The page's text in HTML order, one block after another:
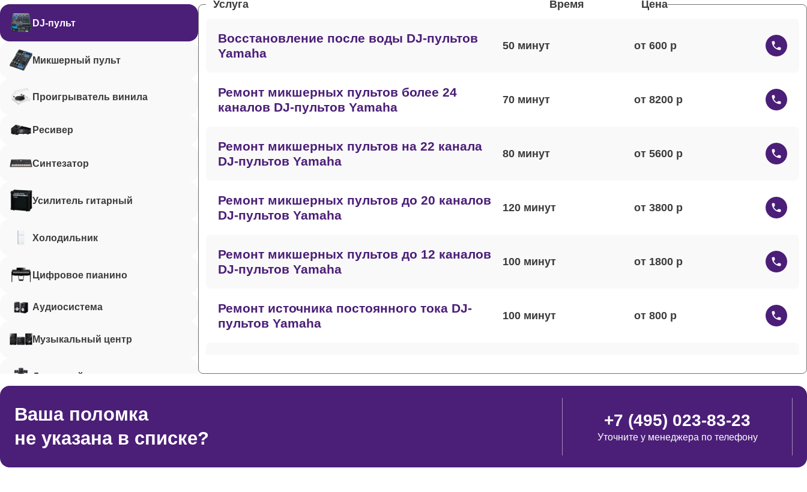
DJ-пульт
Микшерный пульт
Проигрыватель винила
Ресивер
Синтезатор
Усилитель гитарный
Холодильник
Цифровое пианино
Аудиосистема
Музыкальный центр
Домашний кинотеатр
Микрофон
Акустическая система
Услуга Время Цена
Восстановление после воды DJ-пультов
Yamaha
50 от 600
Ремонт микшерных пультов более 24
каналов DJ-пультов Yamaha
70 от 8200
Ремонт микшерных пультов на 22 канала
DJ-пультов Yamaha
80 от 5600
Ремонт микшерных пультов до 20 каналов
DJ-пультов Yamaha
120 от 3800
Ремонт микшерных пультов до 12 каналов
DJ-пультов Yamaha
100 от 1800
Ремонт источника постоянного тока DJ-
пультов Yamaha
100 от 800
Ваша поломка
не указана в списке?
+7 (495) 023-83-23
Уточните у менеджера по телефону